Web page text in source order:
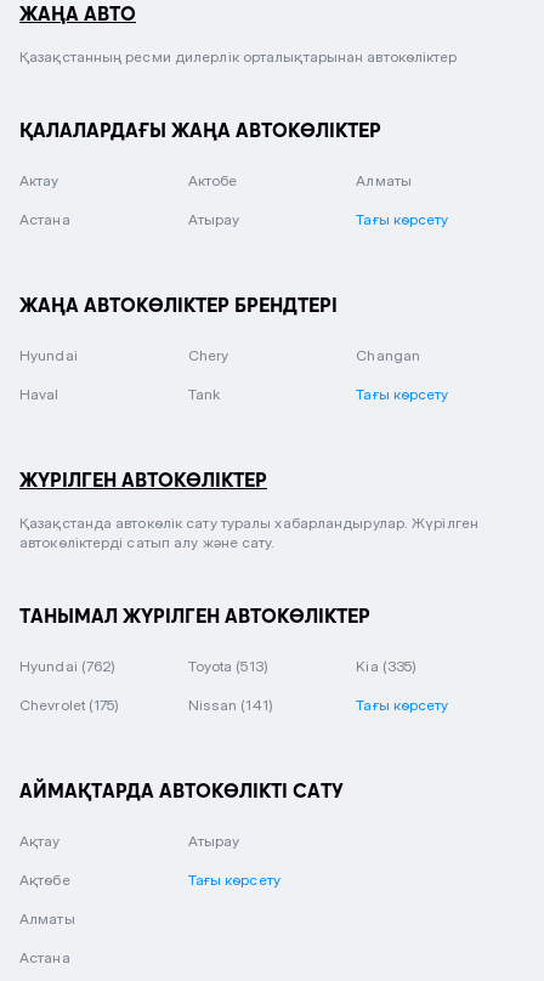
ЖАҢА АВТО
Қазақстанның ресми дилерлік орталықтарынан автокөліктер
ҚАЛАЛАРДАҒЫ ЖАҢА АВТОКӨЛІКТЕР
Актау Актобе Алматы
Астана Атырау Тағы көрсету
ЖАҢА АВТОКӨЛІКТЕР БРЕНДТЕРІ
Hyundai Chery Changan
Haval Tank Тағы көрсету
ЖҮРІЛГЕН АВТОКӨЛІКТЕР
Қазақстанда автокөлік сату туралы хабарландырулар. Жүрілген
автокөліктерді сатып алу және сату.
ТАНЫМАЛ ЖҮРІЛГЕН АВТОКӨЛІКТЕР
Hyundai (762) Toyota (513) Kia (335)
Chevrolet (175) Nissan (141) Тағы көрсету
АЙМАҚТАРДА АВТОКӨЛІКТІ САТУ
Ақтау
Ақтөбе
Алматы
Астана
Атырау
Тағы көрсету